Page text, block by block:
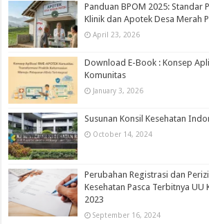
Panduan BPOM 2025: Standar
Klinik dan Apotek Desa Merah
April 23, 2026
Download E-Book : Konsep
Komunitas
January 3, 2026
Susunan Konsil Kesehatan
October 14, 2024
Perubahan Registrasi dan
Kesehatan Pasca Terbitnya UU
2023
September 16, 2024